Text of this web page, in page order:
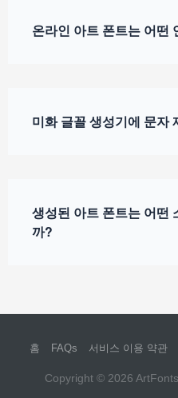
온라인 아트 폰트는 어떤
미화 글꼴 생성기에 문자
생성된 아트 폰트는 어떤
까?
홈 FAQs 서비스 이용 약관
Copyright © 2026